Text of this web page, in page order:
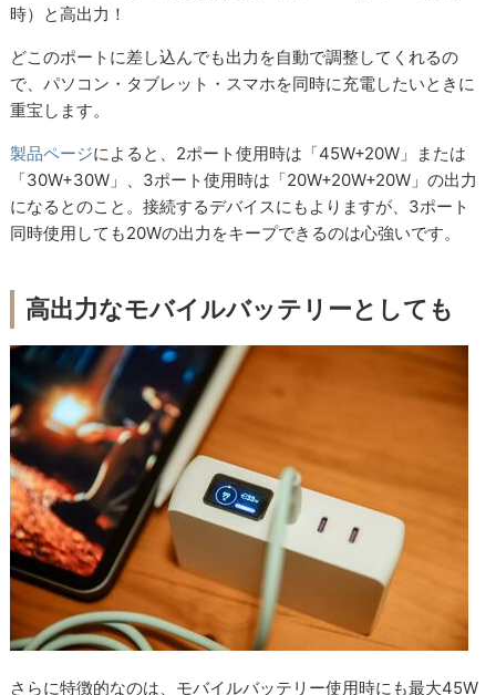
時）と高出力！
どこのポートに差し込んでも出力を自動で調整してくれるの
で、パソコン・タブレット・スマホを同時に充電したいときに
重宝します。
製品ページによると、2ポート使用時は「45W+20W」または
「30W+30W」、3ポート使用時は「20W+20W+20W」の出力
になるとのこと。接続するデバイスにもよりますが、3ポート
同時使用しても20Wの出力をキープできるのは心強いです。
高出力なモバイルバッテリーとしても
さらに特徴的なのは、モバイルバッテリー使用時にも最大45W